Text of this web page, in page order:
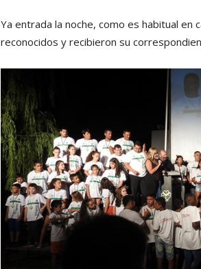
Ya entrada la noche, como es habitual
reconocidos y recibieron su